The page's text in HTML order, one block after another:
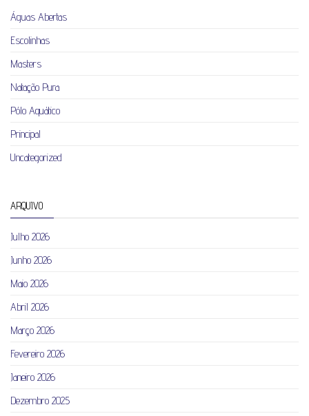
Águas Abertas
Escolinhas
Masters
Natação Pura
Pólo Aquático
Principal
Uncategorized
ARQUIVO
Julho 2026
Junho 2026
Maio 2026
Abril 2026
Março 2026
Fevereiro 2026
Janeiro 2026
Dezembro 2025